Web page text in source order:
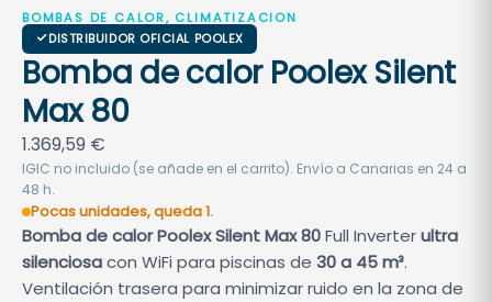
BOMBAS DE CALOR, CLIMATIZACION
DISTRIBUIDOR OFICIAL POOLEX
Bomba de calor Poolex Silent
Max 80
1.369,59 €
IGIC no incluido (se añade en el carrito). Envío a Canarias en 24 a
48 h.
Pocas unidades, queda 1.
Bomba de calor Poolex Silent Max 80Full Inverterultra
silenciosacon WiFi para piscinas de 30 a 45 m³.
Ventilación trasera para minimizar ruido en la zona de